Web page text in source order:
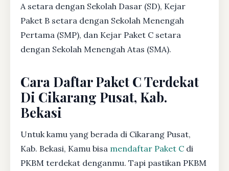
A setara dengan Sekolah Dasar (SD), Kejar
Paket B setara dengan Sekolah Menengah
Pertama (SMP), dan Kejar Paket C setara
dengan Sekolah Menengah Atas (SMA).
Cara Daftar Paket C Terdekat
Di Cikarang Pusat, Kab.
Bekasi
Untuk kamu yang berada di Cikarang Pusat,
Kab. Bekasi, Kamu bisa mendaftar Paket C di
PKBM terdekat denganmu. Tapi pastikan PKBM